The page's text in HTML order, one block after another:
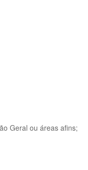
Geral ou áreas afins;